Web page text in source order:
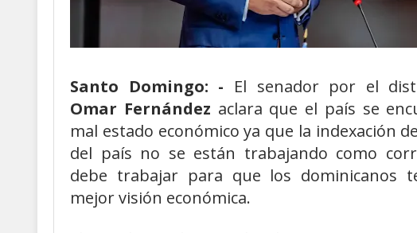
Santo Domingo: - El senador por el
Omar Fernández aclara que el país se
mal estado económico ya que la indexación
del país no se están trabajando como
debe trabajar para que los dominicanos
mejor visión económica.